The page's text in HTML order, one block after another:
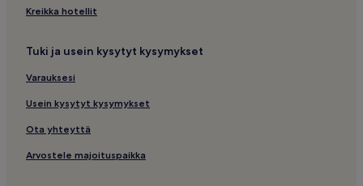
Kreikka hotellit
Tuki ja usein kysytyt kysymykset
Varauksesi
Usein kysytyt kysymykset
Ota yhteyttä
Arvostele majoituspaikka